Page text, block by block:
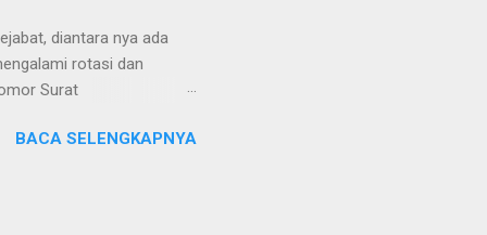
diantara nya ada
rotasi dan
Surat
tersebut ada
dimutasikan sebagai
BACA SELENGKAPNYA